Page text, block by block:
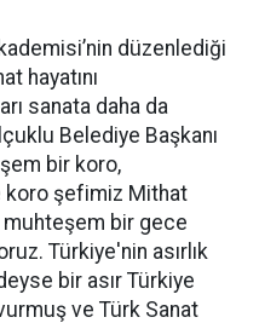
düzenlediği
hayatını
sanata daha da
Belediye Başkanı
bir koro,
koro şefimiz Mithat
muhteşem bir gece
Türkiye'nin asırlık
bir asır Türkiye
ve Türk Sanat